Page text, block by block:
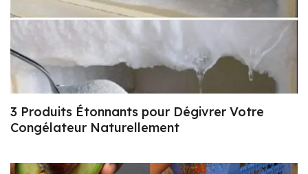
3 Produits Étonnants pour Dégivrer Votre
Congélateur Naturellement